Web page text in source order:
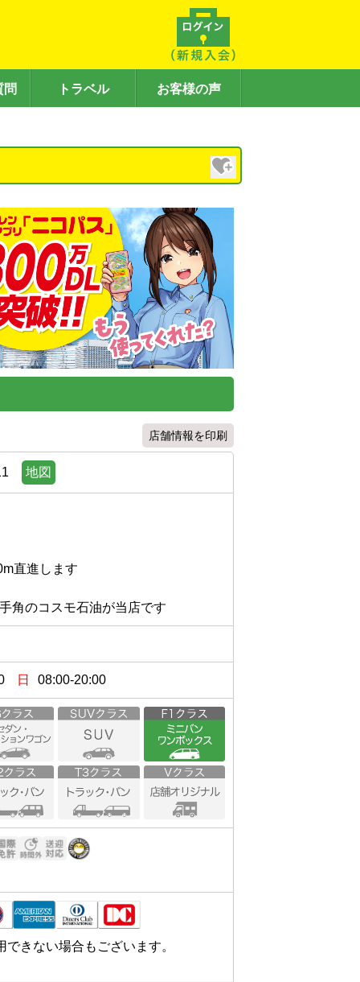
問 トラベル お客様の声
店舗情報を印刷
地図
直進します
日 08:00-20:00
きない場合もございます。